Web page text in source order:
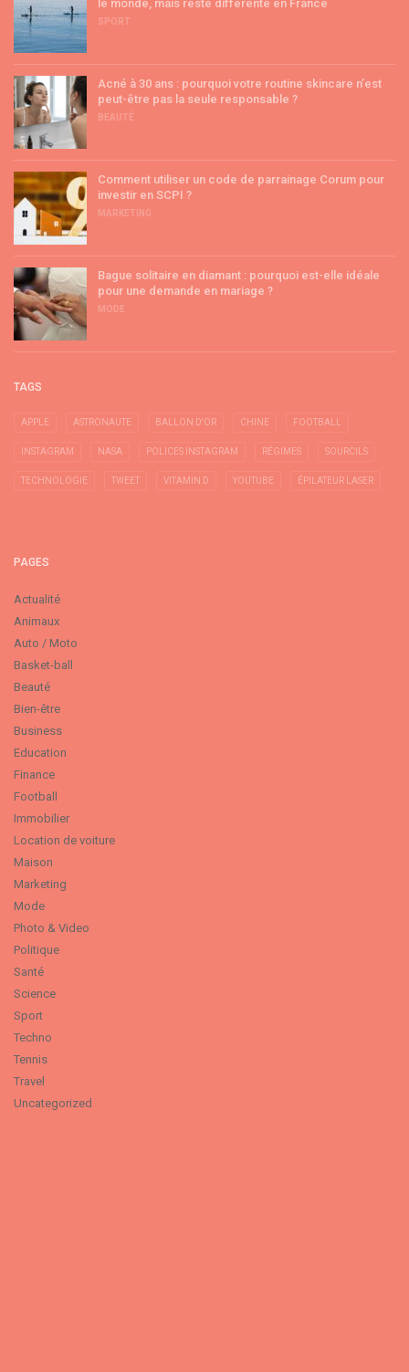
le monde, mais reste différente en France
SPORT
Acné à 30 ans : pourquoi votre routine skincare n’est
peut-être pas la seule responsable ?
BEAUTÉ
Comment utiliser un code de parrainage Corum pour
investir en SCPI ?
MARKETING
Bague solitaire en diamant : pourquoi est-elle idéale
pour une demande en mariage ?
MODE
TAGS
APPLE ASTRONAUTE BALLON D'OR CHINE FOOTBALL
INSTAGRAM NASA POLICES INSTAGRAM RÉGIMES SOURCILS
TECHNOLOGIE TWEET VITAMIN D YOUTUBE ÉPILATEUR LASER
PAGES
Actualité
Animaux
Auto / Moto
Basket-ball
Beauté
Bien-être
Business
Education
Finance
Football
Immobilier
Location de voiture
Maison
Marketing
Mode
Photo & Video
Politique
Santé
Science
Sport
Techno
Tennis
Travel
Uncategorized